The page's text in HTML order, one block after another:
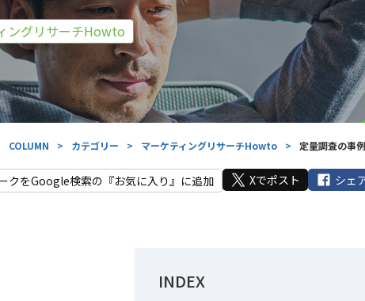
ングリサーチHowto
COLUMN > カテゴリー > マーケティングリサーチHowto > 定量調査の事
クをGoogle検索の『お気に入り』に追加 Xでポスト シェ
INDEX